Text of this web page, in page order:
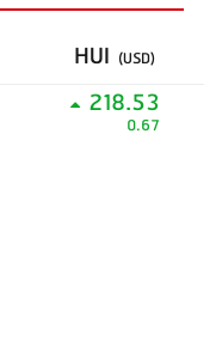
HUI (USD)
218.53
0.67